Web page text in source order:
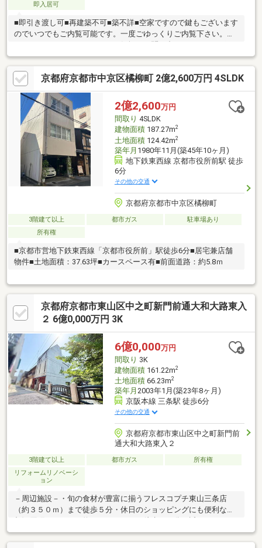
即入居可
■即引き渡し可■再建築不可■築不詳■空家ですので鍵もございます
のでいつでもご内覧可能です。一度ごゆっくりご内覧下さい。０
験年数10年以上の営業スタッフ在籍、宅地建物取引士・古民家鑑
定士1級等も取得しておりますのでご安心ください。
京都府京都市中京区橘柳町 2億2,600万円 4SLDK
2億2,600万円
間取り 4SLDK
建物面積187.27m2
土地面積124.42m2
築年月 1980年11月(築45年10ヶ月)
地下鉄東西線 京都市役所前駅 徒歩
6分
その他の交通
京都府京都市中京区橘柳町
3階建て以上 都市ガス
駐車場あり
所有権
■京都市営地下鉄東西線「京都市役所前」駅徒歩6分■居宅兼店舗
物件■土地面積：37.63坪■カースペース有■前面道路：約5.8ｍ
京都府京都市東山区中之町新門前通大和大路東入
２ 6億0,000万円 3K
6億0,000万円
間取り 3K
建物面積161.22m2
土地面積66.23m2
築年月 2003年1月(築23年8ヶ月)
京阪本線 三条駅 徒歩6分
その他の交通
京都府京都市東山区中之町新門前
通大和大路東入２
3階建て以上 都市ガス
所有権
リフォームリノベーシ
ョン
－周辺施設－・旬の食材が豊富に揃うフレスコプチ東山三条店
（約３５０ｍ）まで徒歩５分・休日のショッピングにも便利な京
嬉しいファミリーマート祇園古門前店（約１４０ｍ）まで徒歩２
分・徒歩６分のダイコクドラッグ祇園四条店（約４５０ｍ）は夜